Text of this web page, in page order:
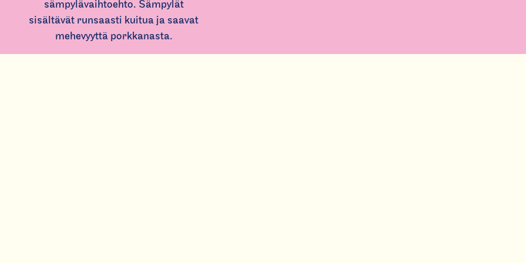
sämpylävaihtoehto. Sämpylät
sisältävät runsaasti kuitua ja saavat
mehevyyttä porkkanasta.